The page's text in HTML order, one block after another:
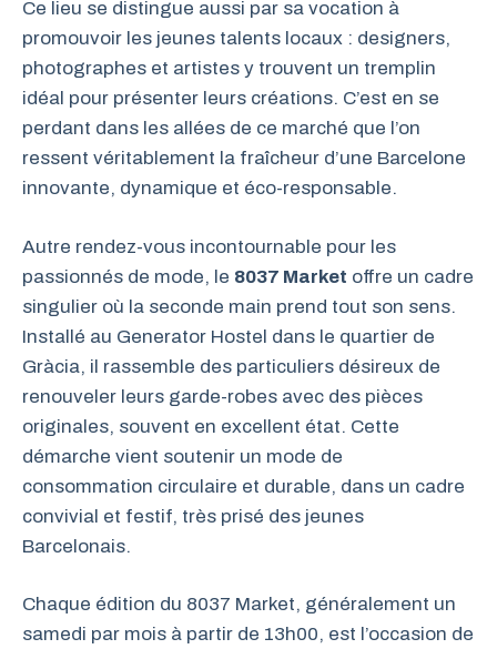
Ce lieu se distingue aussi par sa vocation à
promouvoir les jeunes talents locaux : designers,
photographes et artistes y trouvent un tremplin
idéal pour présenter leurs créations. C’est en se
perdant dans les allées de ce marché que l’on
ressent véritablement la fraîcheur d’une Barcelone
innovante, dynamique et éco-responsable.
Autre rendez-vous incontournable pour les
passionnés de mode, le 8037 Market offre un cadre
singulier où la seconde main prend tout son sens.
Installé au Generator Hostel dans le quartier de
Gràcia, il rassemble des particuliers désireux de
renouveler leurs garde-robes avec des pièces
originales, souvent en excellent état. Cette
démarche vient soutenir un mode de
consommation circulaire et durable, dans un cadre
convivial et festif, très prisé des jeunes
Barcelonais.
Chaque édition du 8037 Market, généralement un
samedi par mois à partir de 13h00, est l’occasion de